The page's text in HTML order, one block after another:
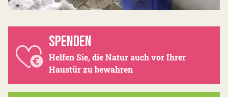
SPENDEN
Helfen Sie, die Natur auch vor Ihrer
Haustür zu bewahren